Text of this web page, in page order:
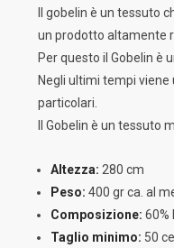
Il gobelin è un tessuto
un prodotto altamente
Per questo il Gobelin è
Negli ultimi tempi
particolari.
Il Gobelin è un
Altezza: 280 cm
Peso: 400 gr ca. al
Composizione: 60%
Taglio minimo: 50